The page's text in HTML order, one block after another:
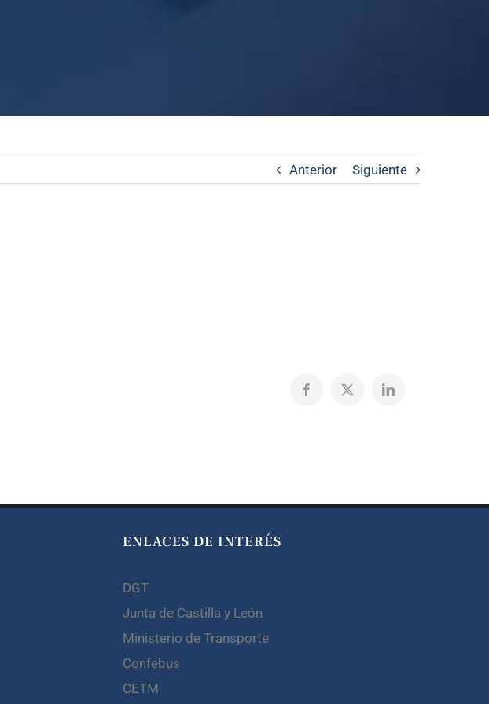
Anterior Siguiente
Facebook
X LinkedIn
ENLACES DE INTERÉS
DGT
Junta de Castilla y León
Ministerio de Transporte
Confebus
CETM